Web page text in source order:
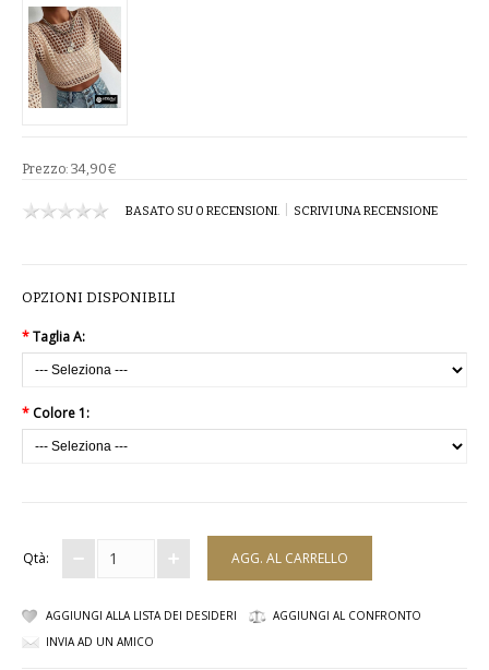
BAMBINA
CARNEVALE
COSTUMI E COPRICOSTUMI
GIACCHE E CAPPOTTI
PIGIAMI
SCUOLA
TUTE PANTALONI
VESTITI
Prezzo: 34,90€
BASATO SU 0 RECENSIONI. SCRIVI UNA RECENSIONE
OPZIONI DISPONIBILI
*Taglia A:
* Colore 1:
Qtà:
AGGIUNGI ALLA LISTA DEI DESIDERI
AGGIUNGI AL CONFRONTO
INVIA AD UN AMICO